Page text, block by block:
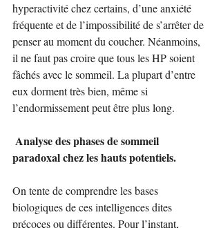
hyperactivité chez certains, d’une anxiété
fréquente et de l’impossibilité de s’arrêter de
penser au moment du coucher. Néanmoins,
il ne faut pas croire que tous les HP soient
fâchés avec le sommeil. La plupart d’entre
eux dorment très bien, même si
l’endormissement peut être plus long.
paradoxal chez les hauts potentiels.
On tente de comprendre les bases
biologiques de ces intelligences dites
précoces ou différentes. Pour l’instant,